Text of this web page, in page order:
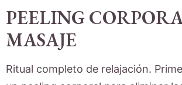
PEELING
MASAJE
Ritual completo de relajación.